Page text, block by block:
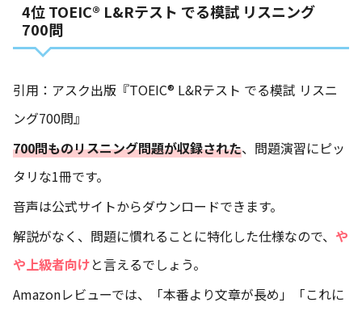
4位 TOEIC® L&Rテスト でる模試 リスニング
700問
引用：アスク出版『TOEIC® L&Rテスト でる模試 リスニ
ング700問』
700問ものリスニング問題が収録された、問題演習にピッ
タリな1冊です。
音声は公式サイトからダウンロードできます。
解説がなく、問題に慣れることに特化した仕様なので、 や
や上級者向けと言えるでしょう。
Amazonレビューでは、「本番より文章が長め」「これに